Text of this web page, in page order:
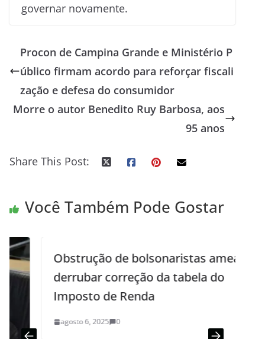
governar novamente.
Procon de Campina Grande e Ministério P
úblico firmam acordo para reforçar fiscali
zação e defesa do consumidor
Morre o autor Benedito Ruy Barbosa, aos
95 anos
Share This Post:
Você Também Pode Gostar
Obstrução de bolsonaristas ameaça
derrubar correção da tabela do
Imposto de Renda
agosto 6, 2025 0